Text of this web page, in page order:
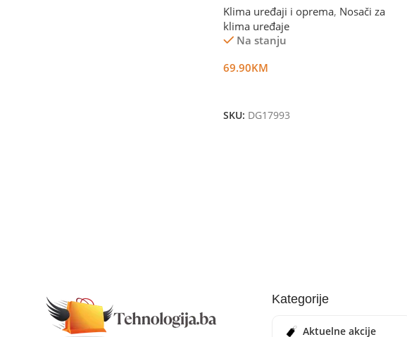
Klima uređaji i oprema, Nosači za
klima uređaje
Na stanju
69.90KM
SKU: DG17993
Kategorije
Aktuelne akcije